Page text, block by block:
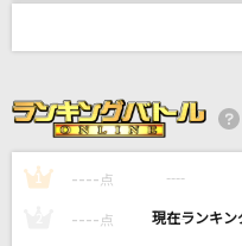
[生音]水平線
Chessboard
Official髭男dism
1 ---- 点 ----
---- 点 ----